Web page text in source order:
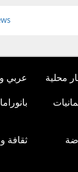
محلية عربي
بانوراما
ثقافة